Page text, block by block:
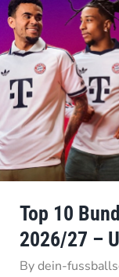
Top 10
2026/27 –
Bydein-